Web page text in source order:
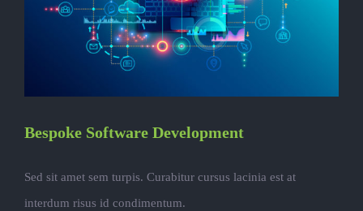
Bespoke Software Development
Sed sit amet sem turpis. Curabitur cursus lacinia est at
interdum risus id condimentum.